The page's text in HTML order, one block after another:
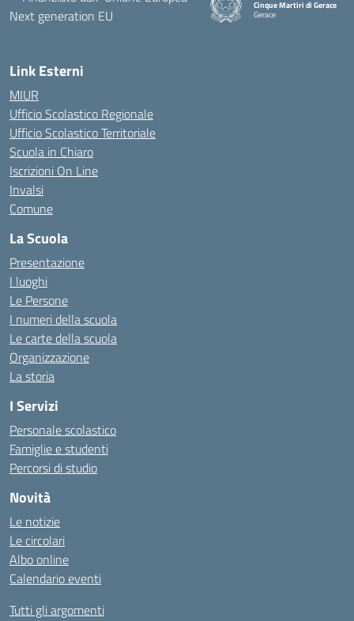
Cinque Martiri di Gerace
Gerace
Link Esterni
MIUR
Ufficio Scolastico Regionale
Ufficio Scolastico Territoriale
Scuola in Chiaro
Iscrizioni On Line
Invalsi
Comune
La Scuola
Presentazione
I luoghi
Le Persone
I numeri della scuola
Le carte della scuola
Organizzazione
La storia
I Servizi
Personale scolastico
Famiglie e studenti
Percorsi di studio
Novità
Le notizie
Le circolari
Albo online
Calendario eventi
Tutti gli argomenti